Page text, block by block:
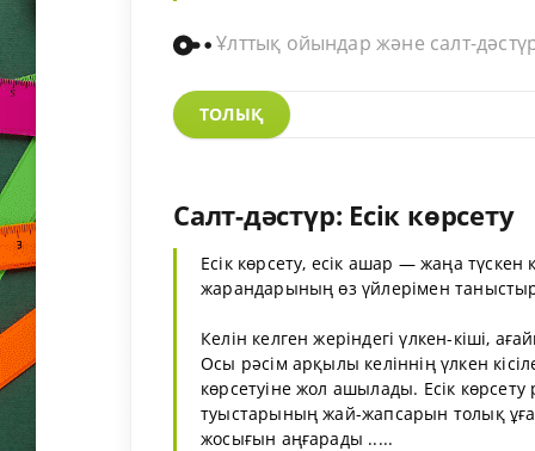
Ұлттық ойындар және салт-
ТОЛЫҚ
Салт-дәстүр: Есік көрсету
Есік көрсету, есік ашар — жаңа түскен
жарандарының өз үйлерімен
Келін келген жеріндегі үлкен-кіші,
Осы рәсім арқылы келіннің үлкен
көрсетуіне жол ашылады. Есік көрсету
туыстарының жай-жапсарын толық
жосығын аңғарады .....